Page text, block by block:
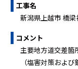
工事名
新潟県上越市 橋
コメント
主要地方道交差箇
（塩害対策およ